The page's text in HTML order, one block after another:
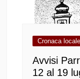
Cronaca locale
Avvisi
12 al 19